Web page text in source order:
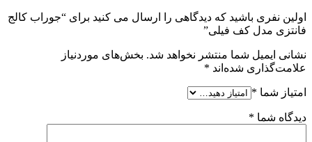
اولین نفری باشید که دیدگاهی را ارسال می کنید برای “جوراب کالج
فانتزی مدل کف فیلی”
نشانی ایمیل شما منتشر نخواهد شد. بخش‌های موردنیاز
علامت‌گذاری شده‌اند *
امتیاز شما *
دیدگاه شما *